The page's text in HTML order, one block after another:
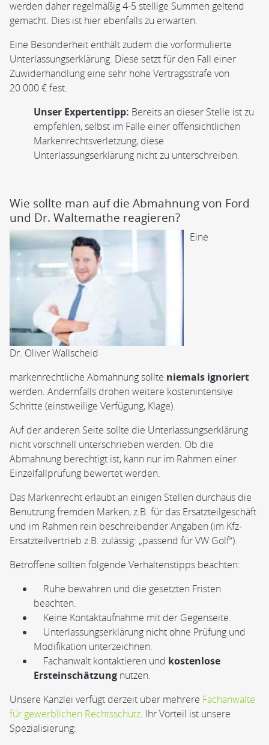
werden daher regelmäßig 4-5 stellige Summen geltend
gemacht. Dies ist hier ebenfalls zu erwarten.
Eine Besonderheit enthält zudem die vorformulierte
Unterlassungserklärung. Diese setzt für den Fall einer
Zuwiderhandlung eine sehr hohe Vertragsstrafe von
20.000 € fest.
Unser Expertentipp: Bereits an dieser Stelle ist zu
empfehlen, selbst im Falle einer offensichtlichen
Markenrechtsverletzung, diese
Unterlassungserklärung nicht zu unterschreiben.
Wie sollte man auf die Abmahnung von Ford
und Dr. Waltemathe reagieren?
Dr. Oliver Wallscheid
Eine
markenrechtliche Abmahnung sollte niemals ignoriert
werden. Andernfalls drohen weitere kostenintensive
Schritte (einstweilige Verfügung, Klage).
Auf der anderen Seite sollte die Unterlassungserklärung
nicht vorschnell unterschrieben werden. Ob die
Abmahnung berechtigt ist, kann nur im Rahmen einer
Einzelfallprüfung bewertet werden.
Das Markenrecht erlaubt an einigen Stellen durchaus die
Benutzung fremden Marken, z.B. für das Ersatzteilgeschäft
und im Rahmen rein beschreibender Angaben (im Kfz-
Ersatzteilvertrieb z.B. zulässig: „passend für VW Golf“).
Betroffene sollten folgende Verhaltenstipps beachten:
Ruhe bewahren und die gesetzten Fristen
beachten.
Keine Kontaktaufnahme mit der Gegenseite.
Unterlassungserklärung nicht ohne Prüfung und
Modifikation unterzeichnen.
Fachanwalt kontaktieren und kostenlose
Ersteinschätzung nutzen.
Unsere Kanzlei verfügt derzeit über mehrere Fachanwälte
für gewerblichen Rechtsschutz. Ihr Vorteil ist unsere
Spezialisierung: